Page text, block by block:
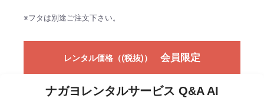
※フタは別途ご注文下さい。
レンタル価格（(税抜)） 会員限定
ナガヨレンタルサービス Q&A AI